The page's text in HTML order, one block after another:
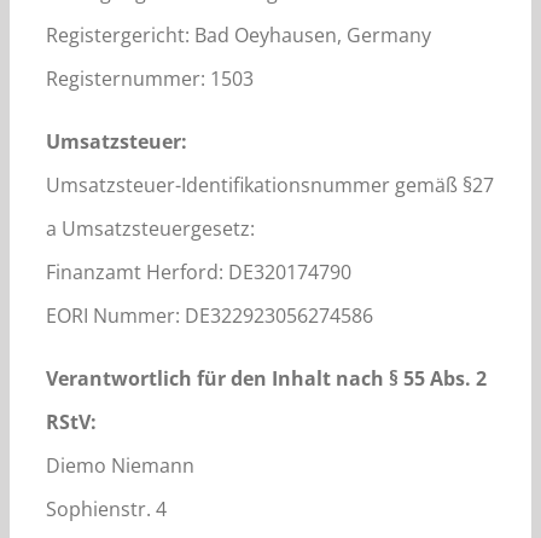
Registergericht: Bad Oeyhausen, Germany
Registernummer: 1503
Umsatzsteuer:
Umsatzsteuer-Identifikationsnummer gemäß §27
a Umsatzsteuergesetz:
Finanzamt Herford: DE320174790
EORI Nummer: DE322923056274586
Verantwortlich für den Inhalt nach § 55 Abs. 2
RStV:
Diemo Niemann
Sophienstr. 4